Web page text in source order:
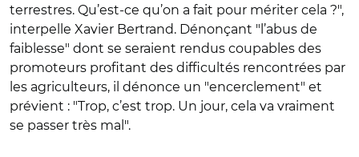
terrestres. Qu’est-ce qu’on a fait pour mériter cela ?",
interpelle Xavier Bertrand. Dénonçant "l’abus de
faiblesse" dont se seraient rendus coupables des
promoteurs profitant des difficultés rencontrées par
les agriculteurs, il dénonce un "encerclement" et
prévient : "Trop, c’est trop. Un jour, cela va vraiment
se passer très mal".